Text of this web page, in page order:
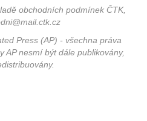
obchodních podmínek ČTK,
Press (AP) - všechna práva
AP nesmí být dále publikovány,